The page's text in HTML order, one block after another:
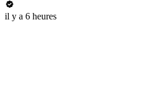
il y a 6 heures